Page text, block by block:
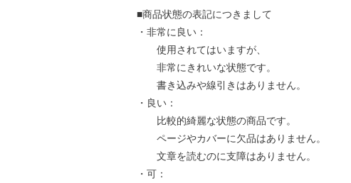
■商品状態の表記につきまして
・非常に良い：
使用されてはいますが、
非常にきれいな状態です。
書き込みや線引きはありません。
・良い：
比較的綺麗な状態の商品です。
ページやカバーに欠品はありません。
文章を読むのに支障はありません。
・可：